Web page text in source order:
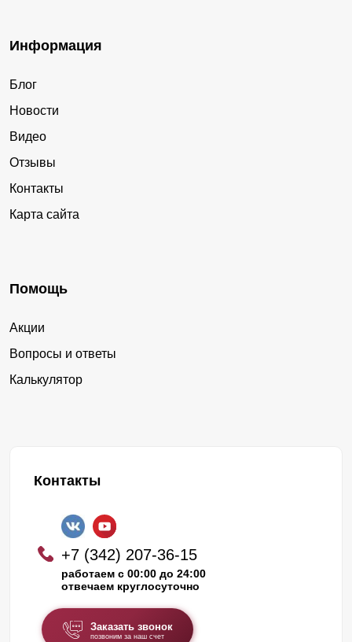
Информация
Блог
Новости
Видео
Отзывы
Контакты
Карта сайта
Помощь
Акции
Вопросы и ответы
Калькулятор
Контакты
+7 (342) 207-36-15
работаем с 00:00 до 24:00
отвечаем круглосуточно
Заказать звонок
позвоним за наш счет